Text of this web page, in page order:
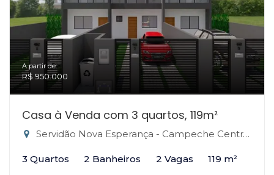
A partir de:
R$ 950.000
Casa à Venda com 3 quartos, 119m²
Servidão Nova Esperança - Campeche Central, Florianópolis-SC
3 Quartos 2 Banheiros 2 Vagas 119 m²